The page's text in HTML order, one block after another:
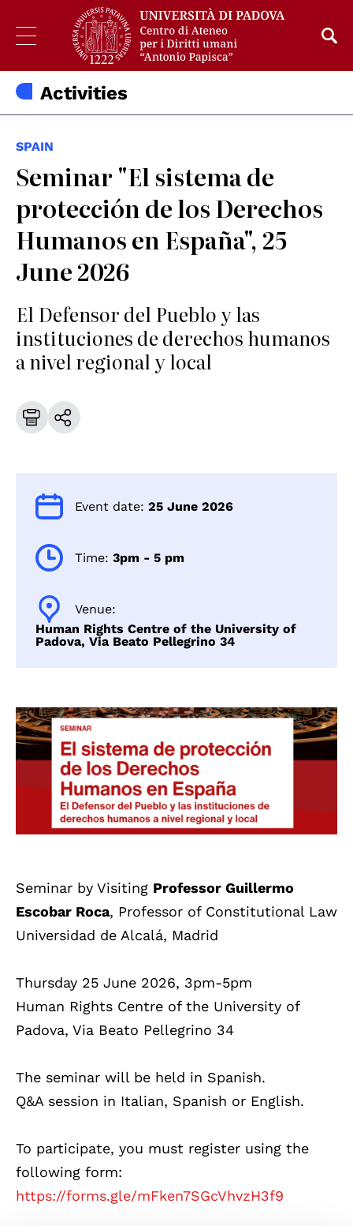
Activities
SPAIN
Seminar "El sistema de
protección de los Derechos
Humanos en España", 25
June 2026
El Defensor del Pueblo y las
instituciones de derechos humanos
a nivel regional y local
Event date: 25 June 2026
Time: 3pm - 5 pm
Venue:
Human Rights Centre of the University of
Padova, Via Beato Pellegrino 34
Seminar by Visiting Professor Guillermo
Escobar Roca, Professor of Constitutional Law
Universidad de Alcalá, Madrid
Thursday 25 June 2026, 3pm-5pm
Human Rights Centre of the University of
Padova, Via Beato Pellegrino 34
The seminar will be held in Spanish.
Q&A session in Italian, Spanish or English.
To participate, you must register using the
following form:
https://forms.gle/mFken7SGcVhvzH3f9